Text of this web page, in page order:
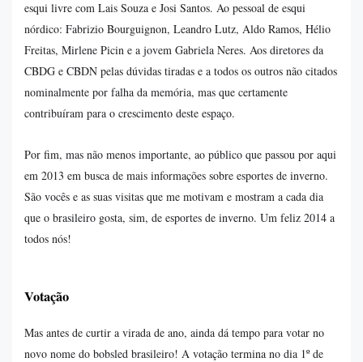
esqui livre com Lais Souza e Josi Santos. Ao pessoal de esqui
nórdico: Fabrizio Bourguignon, Leandro Lutz, Aldo Ramos, Hélio
Freitas, Mirlene Picin e a jovem Gabriela Neres. Aos diretores da
CBDG e CBDN pelas dúvidas tiradas e a todos os outros não citados
nominalmente por falha da memória, mas que certamente
contribuíram para o crescimento deste espaço.
Por fim, mas não menos importante, ao público que passou por aqui
em 2013 em busca de mais informações sobre esportes de inverno.
São vocês e as suas visitas que me motivam e mostram a cada dia
que o brasileiro gosta, sim, de esportes de inverno. Um feliz 2014 a
todos nós!
Votação
Mas antes de curtir a virada de ano, ainda dá tempo para votar no
novo nome do bobsled brasileiro! A votação termina no dia 1º de